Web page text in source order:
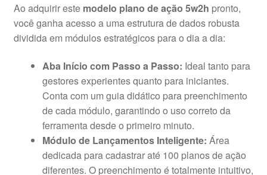
Ao adquirir este modelo plano de ação 5w2h pronto,
você ganha acesso a uma estrutura de dados robusta
dividida em módulos estratégicos para o dia a dia:
Aba Início com Passo a Passo: Ideal tanto para
gestores experientes quanto para iniciantes.
Conta com um guia didático para preenchimento
de cada módulo, garantindo o uso correto da
ferramenta desde o primeiro minuto.
Módulo de Lançamentos Inteligente: Área
dedicada para cadastrar até 100 planos de ação
diferentes. O preenchimento é totalmente intuitivo,